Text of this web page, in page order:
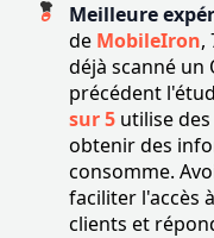
Meilleure
de MobileIron,
déjà scanné un
précédent
sur 5 utilise
obtenir des
consomme.
faciliter l'accès
clients et